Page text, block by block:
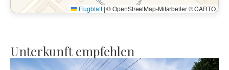
Flugblatt |© OpenStreetMap-Mitarbeiter © CARTO
Unterkunft empfehlen